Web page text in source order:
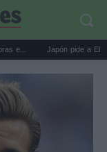
Japón pide a EEUU